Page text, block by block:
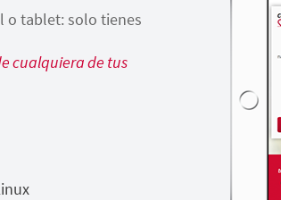
o tablet: solo tienes
cualquiera de tus